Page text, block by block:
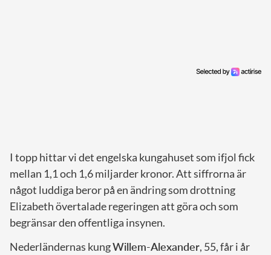
I topp hittar vi det engelska kungahuset som ifjol fick
mellan 1,1 och 1,6 miljarder kronor. Att siffrorna är
något luddiga beror på en ändring som drottning
Elizabeth övertalade regeringen att göra och som
begränsar den offentliga insynen.
Nederländernas kungWillem-Alexander, 55, får i år